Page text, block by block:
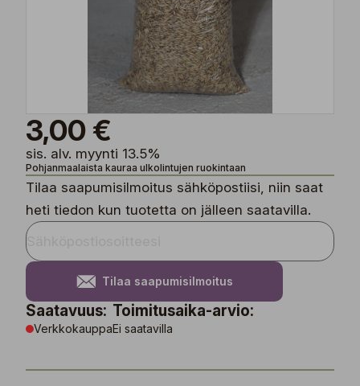
3,00 €
sis. alv. myynti 13.5%
Pohjanmaalaista kauraa ulkolintujen ruokintaan
Tilaa saapumisilmoitus sähköpostiisi, niin saat
heti tiedon kun tuotetta on jälleen saatavilla.
Tilaa saapumisilmoitus
Saatavuus:
Verkkokauppa
Toimitusaika-arvio:
Ei saatavilla